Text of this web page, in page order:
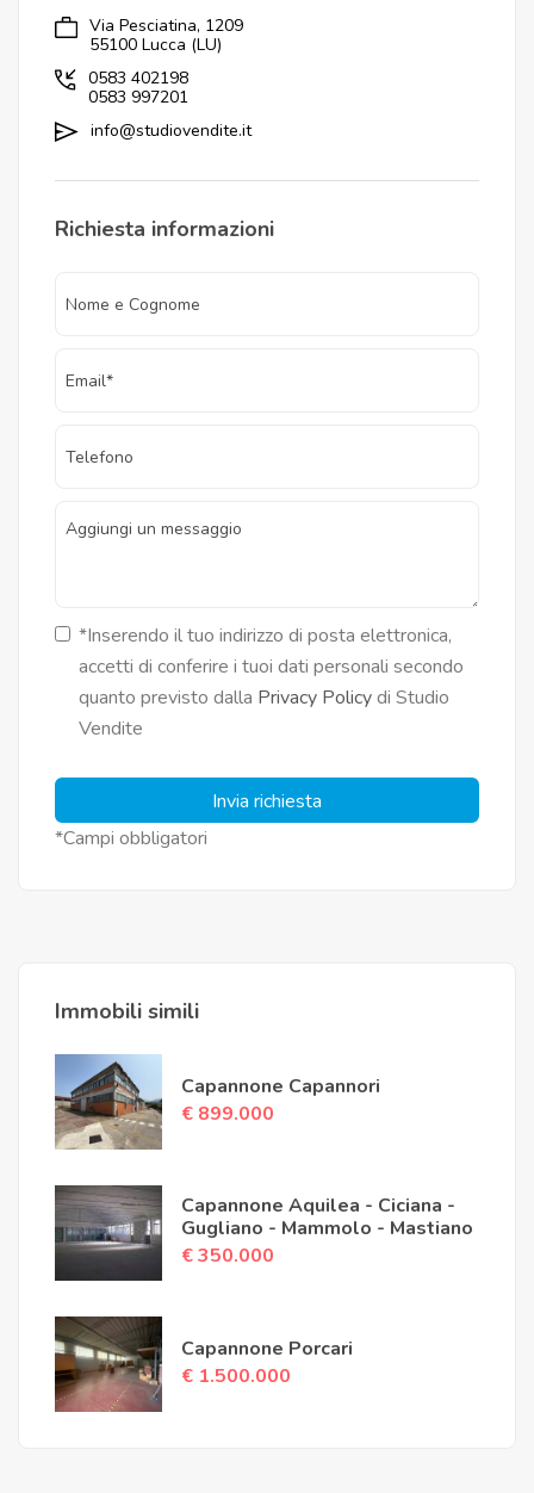
Via Pesciatina, 1209
55100 Lucca (LU)
0583 402198
0583 997201
info@studiovendite.it
Richiesta informazioni
*Inserendo il tuo indirizzo di posta elettronica,
accetti di conferire i tuoi dati personali secondo
quanto previsto dalla Privacy Policydi Studio
Vendite
Invia richiesta
*Campi obbligatori
Immobili simili
Capannone Capannori
€ 899.000
Capannone Aquilea - Ciciana -
Gugliano - Mammolo - Mastiano
€ 350.000
Capannone Porcari
€ 1.500.000